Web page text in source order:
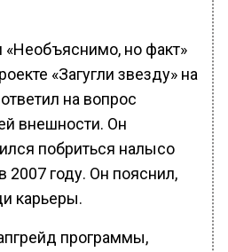
но факт»
«Загугли звезду» на
на вопрос
внешности. Он
побриться налысо
2007 году. Он пояснил,
карьеры.
программы,